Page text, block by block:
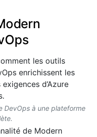
DevOps à une plateforme
de Modern